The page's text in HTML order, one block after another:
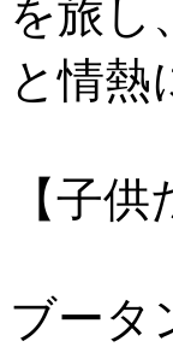
を旅し
と情熱
【子
ブータ